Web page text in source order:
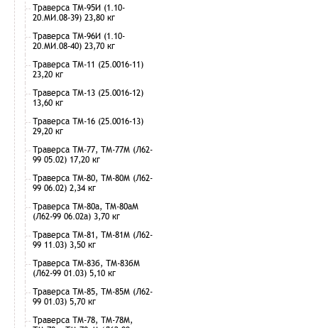
Траверса ТМ-95И (1.10-
20.МИ.08-39) 23,80 кг
Траверса ТМ-96И (1.10-
20.МИ.08-40) 23,70 кг
Траверса ТМ-11 (25.0016-11)
23,20 кг
Траверса ТМ-13 (25.0016-12)
13,60 кг
Траверса ТМ-16 (25.0016-13)
29,20 кг
Траверса ТМ-77, ТМ-77М (Л62-
99 05.02) 17,20 кг
Траверса ТМ-80, ТМ-80М (Л62-
99 06.02) 2,34 кг
Траверса ТМ-80а, ТМ-80аМ
(Л62-99 06.02а) 3,70 кг
Траверса ТМ-81, ТМ-81М (Л62-
99 11.03) 3,50 кг
Траверса ТМ-83б, ТМ-83бМ
(Л62-99 01.03) 5,10 кг
Траверса ТМ-85, ТМ-85М (Л62-
99 01.03) 5,70 кг
Траверса ТМ-78, ТМ-78М,